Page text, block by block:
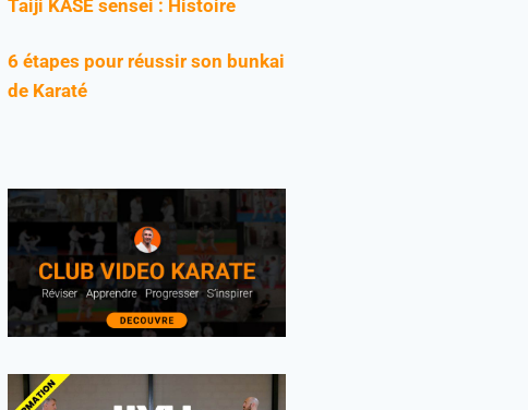
Taiji KASE sensei : Histoire
6 étapes pour réussir son bunkai
de Karaté